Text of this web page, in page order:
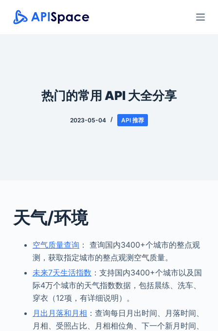
跳
过
热门的常用 API 大全分享
2023-05-04 API 推荐
天气/环境
空气质量查询 ： 查询国内3400+个城市的整点观
测，获取指定城市的整点观测空气质量。
未来7天生活指数 ：支持国内3400+个城市以及国
际4万个城市的天气指数数据，包括晨练、洗车、
穿衣（12项，有详细说明）。
月出月落和月相 ：查询每日月出时间、月落时间、
月相、受照占比、月相相位角、下一个新月时间、